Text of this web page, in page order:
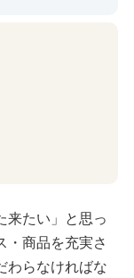
来たい」と思っ
・商品を充実さ
わらなければな